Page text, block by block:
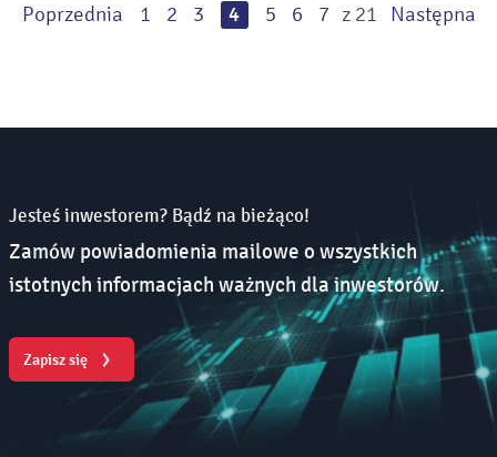
Poprzednia 1 2 3 4 5 6 7 z 21 Następna
Jesteś inwestorem? Bądź na bieżąco!
Zamów powiadomienia mailowe o wszystkich
istotnych informacjach ważnych dla inwestorów.
Zapisz się